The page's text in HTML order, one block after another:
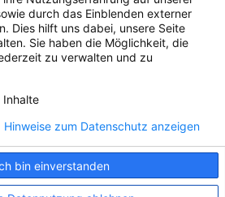
DATENSCHUTZ
durch das Einblenden externer
Dies hilft uns dabei, unsere Seite
Sie haben die Möglichkeit, die
zu verwalten und zu
Inhalte
bin einverstanden
Hinweise zum Datenschutz anzeigen